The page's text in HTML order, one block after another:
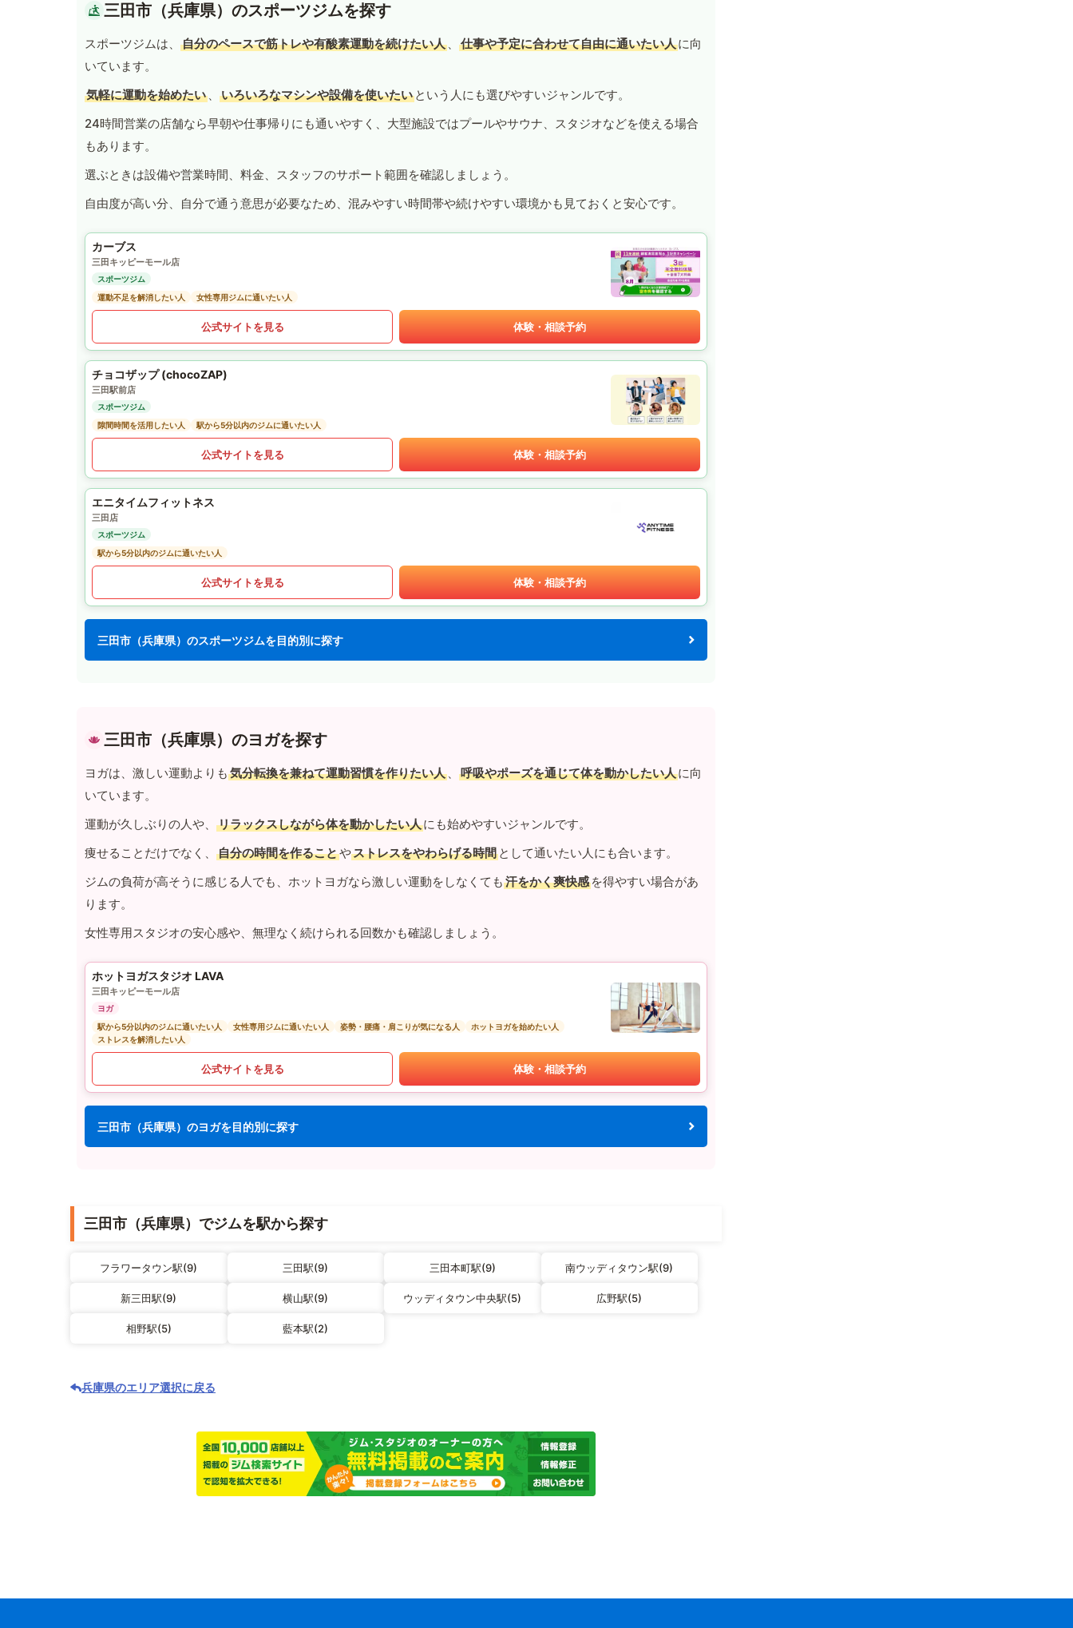
三田市（兵庫県）のスポーツジムを探す
スポーツジムは、 自分のペースで筋トレや有酸素運動を続けたい人 、 仕事や予定に合わせて自由に通いたい人に向
いています。
気軽に運動を始めたい 、 いろいろなマシンや設備を使いたい という人にも選びやすいジャンルです。
24時間営業の店舗なら早朝や仕事帰りにも通いやすく、大型施設ではプールやサウナ、スタジオなどを使える場合
もあります。
選ぶときは設備や営業時間、料金、スタッフのサポート範囲を確認しましょう。
自由度が高い分、自分で通う意思が必要なため、混みやすい時間帯や続けやすい環境かも見ておくと安心です。
カーブス
三田キッピーモール店
スポーツジム
運動不足を解消したい人
女性専用ジムに通いたい人
公式サイトを見る 体験・相談予約
チョコザップ (chocoZAP)
三田駅前店
スポーツジム
隙間時間を活用したい人
駅から5分以内のジムに通いたい人
公式サイトを見る 体験・相談予約
エニタイムフィットネス
三田店
スポーツジム
駅から5分以内のジムに通いたい人
公式サイトを見る 体験・相談予約
三田市（兵庫県）のスポーツジムを目的別に探す
三田市（兵庫県）のヨガを探す
ヨガは、激しい運動よりも 気分転換を兼ねて運動習慣を作りたい人 、 呼吸やポーズを通じて体を動かしたい人に向
いています。
運動が久しぶりの人や、
リラックスしながら体を動かしたい人にも始めやすいジャンルです。
痩せることだけでなく、
自分の時間を作ることやストレスをやわらげる時間 として通いたい人にも合います。
ジムの負荷が高そうに感じる人でも、ホットヨガなら激しい運動をしなくても 汗をかく爽快感 を得やすい場合があ
ります。
女性専用スタジオの安心感や、無理なく続けられる回数かも確認しましょう。
ホットヨガスタジオ LAVA
三田キッピーモール店
ヨガ
駅から5分以内のジムに通いたい人
女性専用ジムに通いたい人 姿勢・腰痛・肩こりが気になる人
ホットヨガを始めたい人
ストレスを解消したい人
公式サイトを見る 体験・相談予約
三田市（兵庫県）のヨガを目的別に探す
三田市（兵庫県）でジムを駅から探す
フラワータウン駅(9) 三田駅(9) 三田本町駅(9) 南ウッディタウン駅(9)
新三田駅(9) 横山駅(9) ウッディタウン中央駅(5) 広野駅(5)
相野駅(5) 藍本駅(2)
兵庫県のエリア選択に戻る